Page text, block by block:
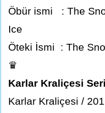
Öbür ismi : The
Ice
Öteki İsmi : The
♛
Karlar Kraliçesi
Karlar Kraliçesi /